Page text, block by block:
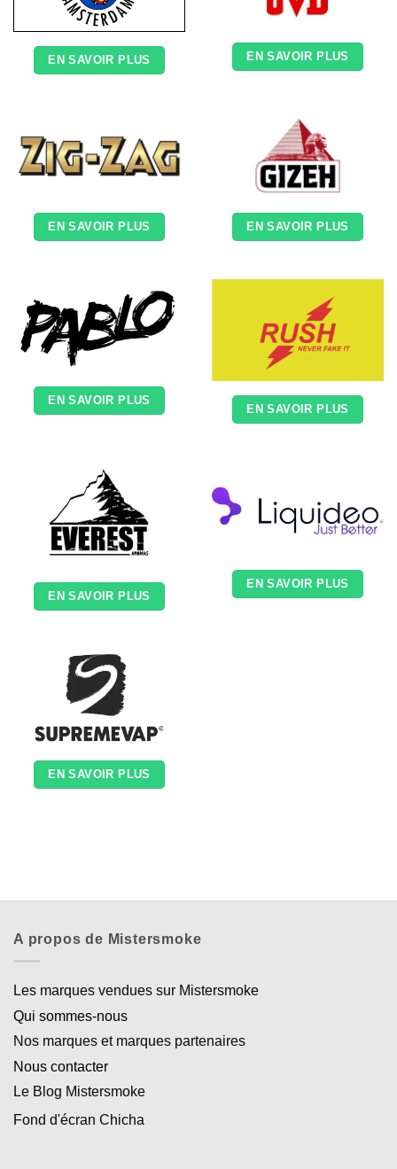
EN SAVOIR PLUS EN SAVOIR PLUS
EN SAVOIR PLUS EN SAVOIR PLUS
EN SAVOIR PLUS
EN SAVOIR PLUS
EN SAVOIR PLUS
EN SAVOIR PLUS
EN SAVOIR PLUS
A propos de Mistersmoke
Les marques vendues sur Mistersmoke
Qui sommes-nous
Nos marques et marques partenaires
Nous contacter
Le Blog Mistersmoke
Fond d'écran Chicha